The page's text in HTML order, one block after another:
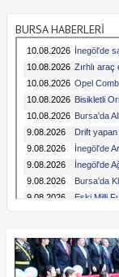
BURSA HABERLERİ